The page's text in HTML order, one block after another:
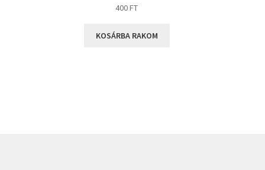
400FT
KOSÁRBA RAKOM